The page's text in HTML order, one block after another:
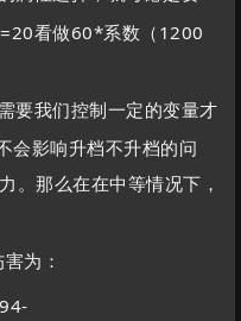
看做60*系数（1200
要我们控制一定的变量才
会影响升档不升档的问
。那么在在中等情况下，
为：